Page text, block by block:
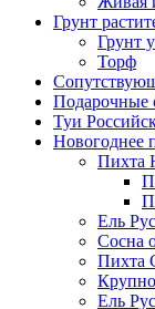
Грунт
Грунт
Торф
Подарочные
Туи
Новогоднее
Пихта
Ель
Сосна
Пихта
Ель